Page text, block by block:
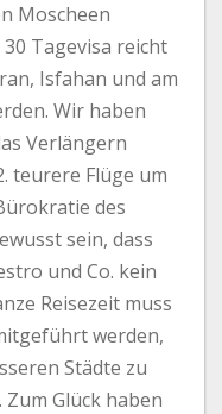
Moscheen
Tagevisa reicht
Isfahan und am
Wir haben
Verlängern
teurere Flüge um
des
sein, dass
und Co. kein
Reisezeit muss
werden,
Städte zu
Glück haben